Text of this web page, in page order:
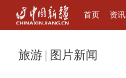
首页 资讯
旅游 | 图片新闻